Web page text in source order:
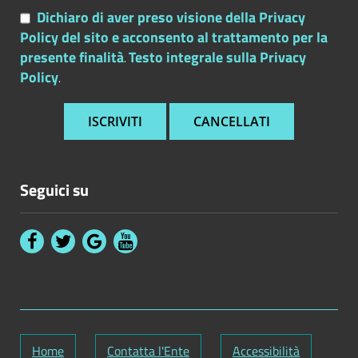
Dichiaro di aver preso visione della Privacy
Policy del sito e acconsento al trattamento per la
presente finalità.Testo integrale sulla Privacy
Policy.
Seguici su
Home Contatta l'Ente Accessibilità